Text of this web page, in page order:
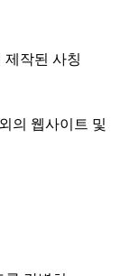
제작된 사칭
의 웹사이트 및